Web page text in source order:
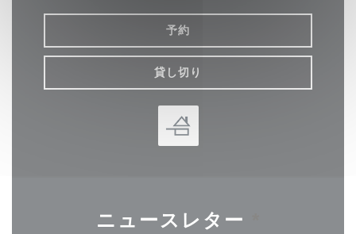
予約
貸し切り
ニュースレター